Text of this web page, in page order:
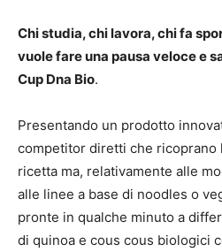
Chi studia, chi lavora, chi fa
vuole fare una pausa veloce e
Cup Dna Bio.
Presentando un prodotto
competitor diretti che ricoprano
ricetta ma, relativamente alle
alle linee a base di noodles o
pronte in qualche minuto a
di quinoa e cous cous biologici